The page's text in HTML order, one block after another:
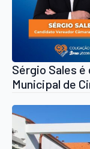
Sérgio Sales é
Municipal de